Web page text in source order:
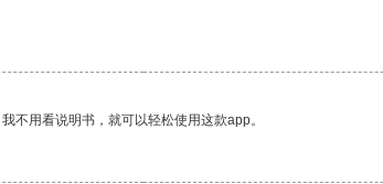
不用看说明书，就可以轻松使用这款app。